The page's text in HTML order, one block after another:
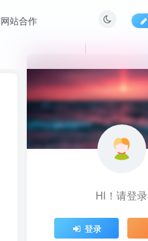
网站合作
HI！请登录
登录
HI！请登录
登录